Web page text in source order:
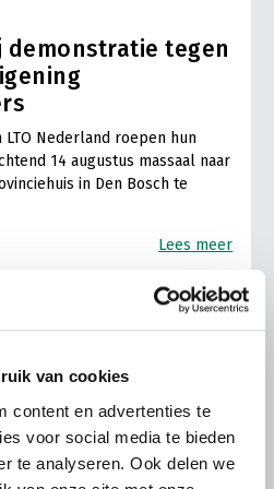
van cookies
content en advertenties te
voor social media te bieden
te analyseren. Ook delen we
demonstratie tegen
LTO Nederland roepen hun
14 augustus massaal naar
in Den Bosch te
Lees meer